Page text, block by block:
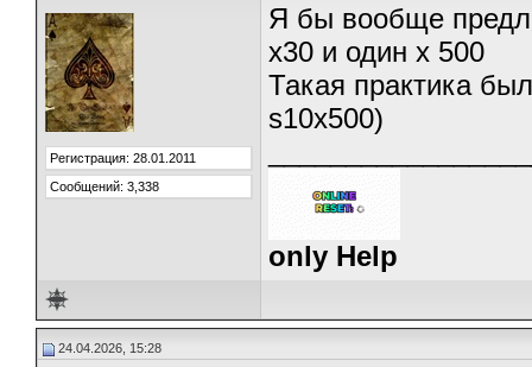
Регистрация: 28.01.2011
Сообщений: 3,338
Я бы вообще
х30 и один х 500
Такая практика
s10x500)
only Help
24.04.2026, 15:28